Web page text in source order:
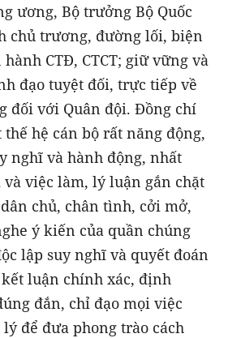
ương, Bộ trưởng Bộ Quốc
chủ trương, đường lối, biện
CTĐ, CTCT; giữ vững và
đạo tuyệt đối, trực tiếp về
đối với Quân đội. Đồng chí
hệ cán bộ rất năng động,
nghĩ và hành động, nhất
việc làm, lý luận gắn chặt
chủ, chân tình, cởi mở,
ý kiến của quần chúng
lập suy nghĩ và quyết đoán
luận chính xác, định
đắn, chỉ đạo mọi việc
để đưa phong trào cách